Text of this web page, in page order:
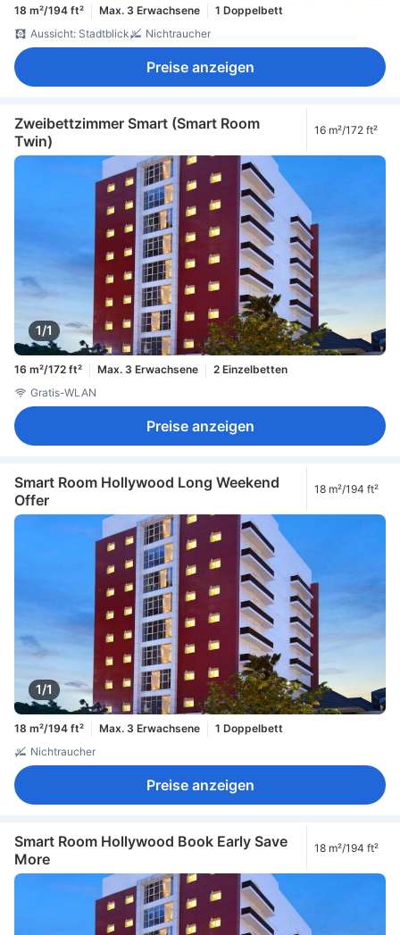
18 m²/194 ft² Max. 3 Erwachsene
1 Doppelbett
Aussicht: Stadtblick
Nichtraucher
Preise anzeigen
Zweibettzimmer Smart (Smart Room
Twin)
16 m²/172 ft²
1/1
16 m²/172 ft² Max. 3 Erwachsene
2 Einzelbetten
Gratis-WLAN
Preise anzeigen
Smart Room Hollywood Long Weekend
Offer
18 m²/194 ft²
1/1
18 m²/194 ft² Max. 3 Erwachsene
1 Doppelbett
Nichtraucher
Preise anzeigen
Smart Room Hollywood Book Early Save
More
18 m²/194 ft²